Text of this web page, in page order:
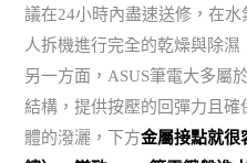
議在24小時內盡速送修，在
人拆機進行完全的乾燥與除濕
另一方面，ASUS筆電大多屬
結構，提供按壓的回彈力且
體的潑灑，下方金屬接點就很